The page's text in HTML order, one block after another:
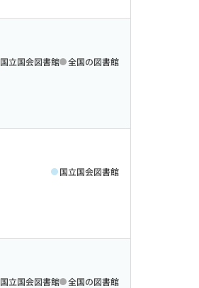
国立国会図書館 全国の図書館
国立国会図書館
国立国会図書館 全国の図書館